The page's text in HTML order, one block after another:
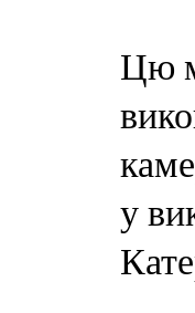
Цю
у